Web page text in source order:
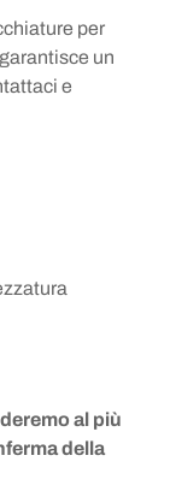
per
un
e
al più
della